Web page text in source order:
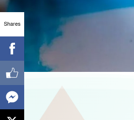
Shares